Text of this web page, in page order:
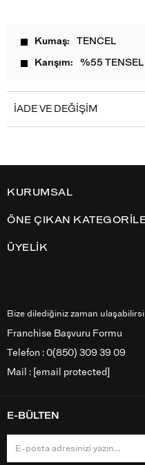
Kumaş TENCEL
Karışım %55
İADE VE DEĞIŞIM
KURUMSAL
ÖNE ÇIKAN
ÜYELİK
Bize dilediğiniz zaman
Franchise Başvuru Formu
Telefon : 0(850) 309 39 09
Mail : [email protected]
E-BÜLTEN